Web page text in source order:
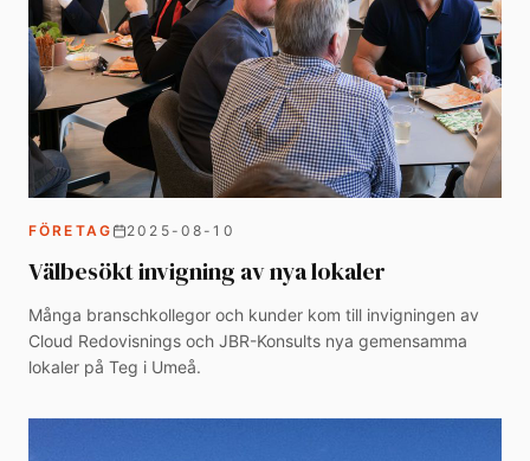
FÖRETAG 2025-08-10
Välbesökt invigning av nya lokaler
Många branschkollegor och kunder kom till invigningen av
Cloud Redovisnings och JBR-Konsults nya gemensamma
lokaler på Teg i Umeå.